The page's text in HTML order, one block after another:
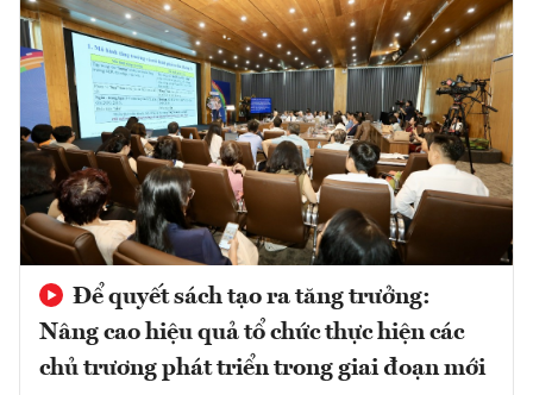
Để quyết sách tạo ra tăng trưởng:
Nâng cao hiệu quả tổ chức thực hiện các
chủ trương phát triển trong giai đoạn mới